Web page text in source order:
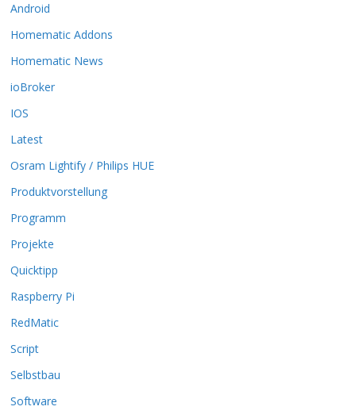
e
p
t
o
n
n
k
n
e
n
u
f
e
r
r
d
Android
Homematic Addons
Homematic News
ioBroker
IOS
Latest
Osram Lightify / Philips HUE
Produktvorstellung
Programm
Projekte
Quicktipp
Raspberry Pi
RedMatic
Script
Selbstbau
Software